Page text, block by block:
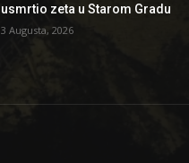
usmrtio zeta u Starom Gradu
3 Augusta, 2026